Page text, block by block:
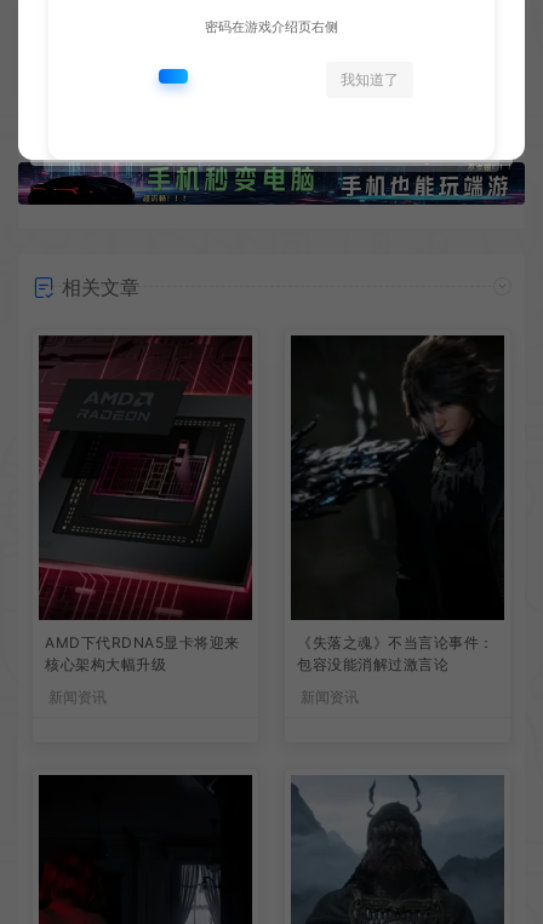
下一篇：
相关文章
AMD下代RDNA5显卡将迎来
核心架构大幅升级
新闻资讯
《失落之魂》不当言论事件：
包容没能消解过激言论
新闻资讯
密码在游戏介绍页右侧
我知道了